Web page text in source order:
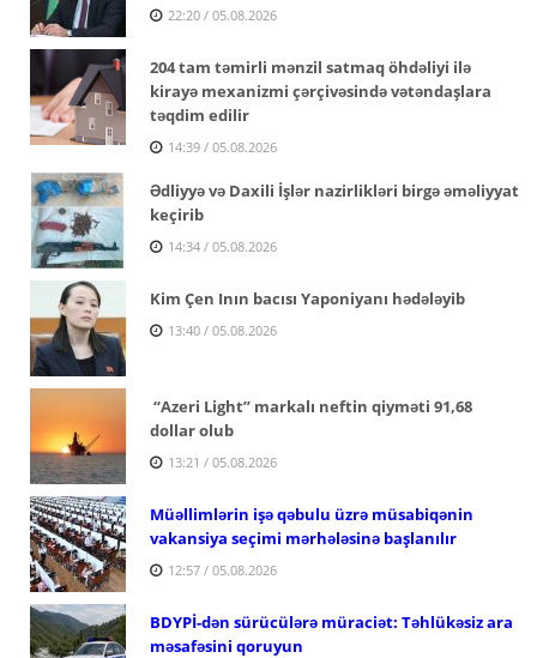
22:20 / 05.08.2026
204 tam təmirli mənzil satmaq öhdəliyi ilə
kirayə mexanizmi çərçivəsində vətəndaşlara
təqdim edilir
14:39 / 05.08.2026
Ədliyyə və Daxili İşlər nazirlikləri birgə əməliyyat
keçirib
14:34 / 05.08.2026
Kim Çen Inın bacısı Yaponiyanı hədələyib
13:40 / 05.08.2026
“Azeri Light” markalı neftin qiyməti 91,68
dollar olub
13:21 / 05.08.2026
Müəllimlərin işə qəbulu üzrə müsabiqənin
vakansiya seçimi mərhələsinə başlanılır
12:57 / 05.08.2026
BDYPİ-dən sürücülərə müraciət: Təhlükəsiz ara
məsafəsini qoruyun